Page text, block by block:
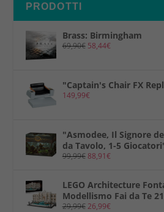
PRODOTTI
Brass: Birmingham
69,90€ 58,44€
"Captain's Chair FX
149,99€
"Asmodee, Il Signore
da Tavolo, 1-5
99,99€88,91€
LEGO Architecture
Modellismo Fai da Te
29,99€26,99€